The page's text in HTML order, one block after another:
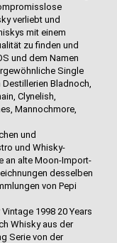
verliebt und
mit einem
zu finden und
und dem Namen
Single
Bladnoch,
Clynelish,
Mannochmore,
und
und Whisky-
an alte Moon-Import-
desselben
von Pepi
1998 20 Years
Whisky aus der
Serie von der